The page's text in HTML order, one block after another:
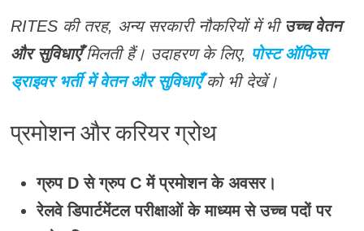
RITES की तरह, अन्य सरकारी नौकरियों में भी उच्च वेतन
और सुविधाएँमिलती हैं। उदाहरण के लिए, पोस्ट ऑफिस
ड्राइवर भर्ती में वेतन और सुविधाएँको भी देखें।
प्रमोशन और करियर ग्रोथ
ग्रुप D से ग्रुप C में प्रमोशन के अवसर।
रेलवे डिपार्टमेंटल परीक्षाओं के माध्यम से उच्च पदों पर